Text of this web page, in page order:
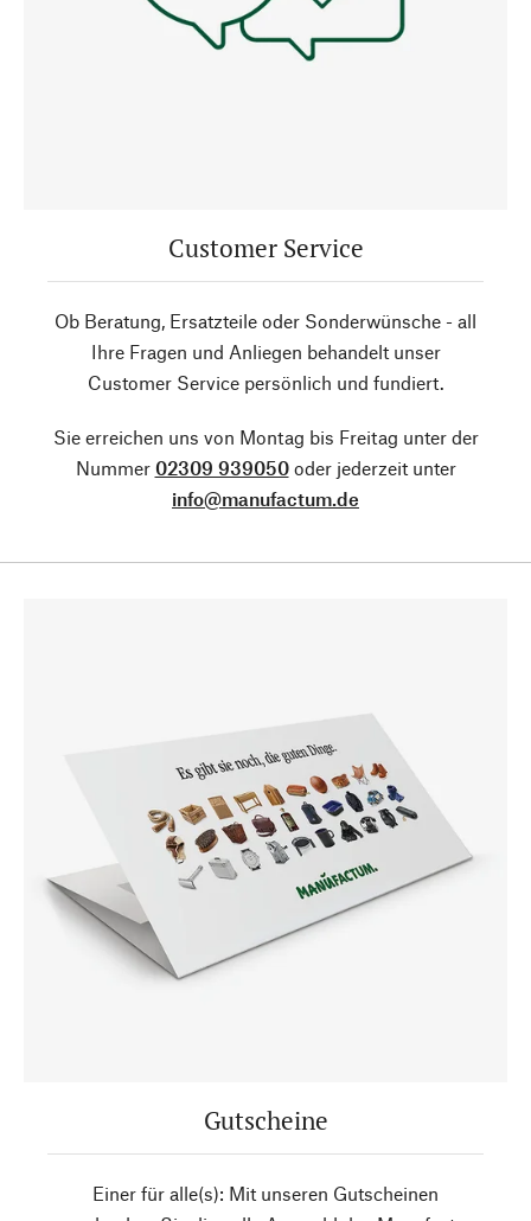
Customer Service
Ob Beratung, Ersatzteile oder Sonderwünsche - all
Ihre Fragen und Anliegen behandelt unser
Customer Service persönlich und fundiert.
Sie erreichen uns von Montag bis Freitag unter der
Nummer 02309 939050oder jederzeit unter
info@manufactum.de
Gutscheine
Einer für alle(s): Mit unseren Gutscheinen